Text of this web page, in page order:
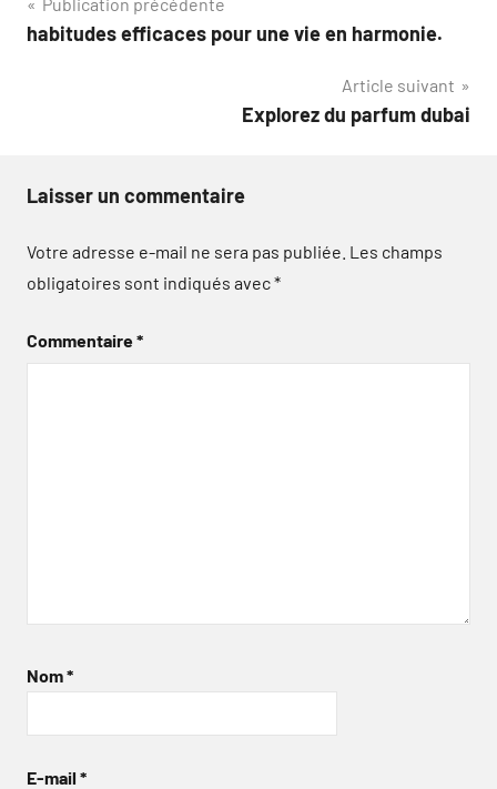
Navigation
de
habitudes efficaces pour une vie en harmonie.
Article suivant
Explorez du parfum dubai
Laisser un commentaire
Votre adresse e-mail ne sera pas publiée. Les champs
obligatoires sont indiqués avec*
Commentaire*
Nom*
E-mail *